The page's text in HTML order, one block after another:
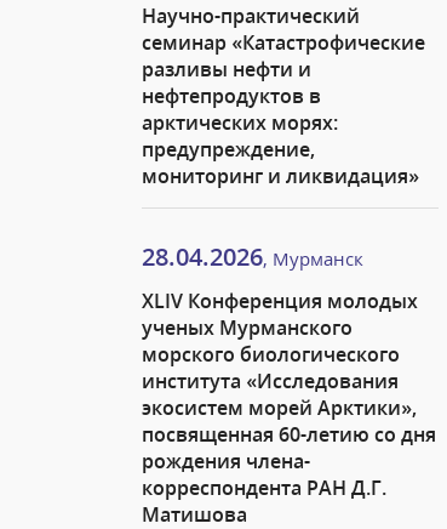
Научно-практический
семинар «Катастрофические
разливы нефти и
нефтепродуктов в
арктических морях:
предупреждение,
мониторинг и ликвидация»
28.04.2026, Мурманск
XLIV Конференция молодых
ученых Мурманского
морского биологического
института «Исследования
экосистем морей Арктики»,
посвященная 60-летию со дня
рождения члена-
корреспондента РАН Д.Г.
Матишова